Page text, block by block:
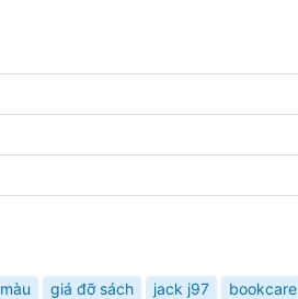
giá đỡ sách jack j97 bookcare